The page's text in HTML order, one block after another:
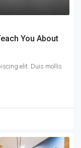
You About
elit. Duis mollis